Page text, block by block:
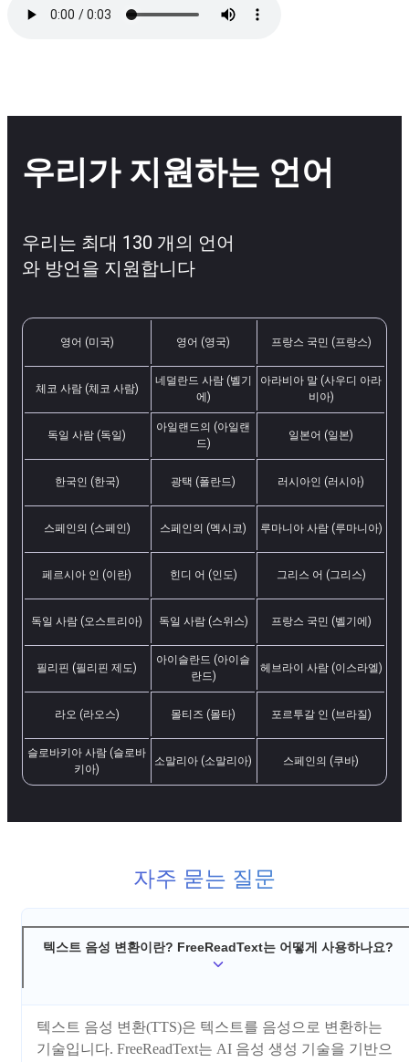
우리가 지원하는 언어
우리는 최대 130 개의 언어
와 방언을 지원합니다
영어 (미국) 영어 (영국) 프랑스 국민 (프랑스)
체코 사람 (체코 사람)
네덜란드 사람 (벨기
에)
아라비아 말 (사우디 아라
비아)
독일 사람 (독일)
아일랜드의 (아일랜
드)
일본어 (일본)
한국인 (한국) 광택 (폴란드) 러시아인 (러시아)
스페인의 (스페인) 스페인의 (멕시코) 루마니아 사람 (루마니아)
페르시아 인 (이란) 힌디 어 (인도) 그리스 어 (그리스)
독일 사람 (오스트리아) 독일 사람 (스위스) 프랑스 국민 (벨기에)
필리핀 (필리핀 제도)
아이슬란드 (아이슬
란드)
헤브라이 사람 (이스라엘)
라오 (라오스) 몰티즈 (몰타) 포르투갈 인 (브라질)
슬로바키아 사람 (슬로바
키아)
소말리아 (소말리아) 스페인의 (쿠바)
자주 묻는 질문
텍스트 음성 변환이란? FreeReadText는 어떻게 사용하나요?
텍스트 음성 변환(TTS)은 텍스트를 음성으로 변환하는
기술입니다. FreeReadText는 AI 음성 생성 기술을 기반으